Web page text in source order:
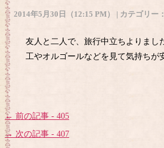
2014年5月30日（12:15 PM） | カテゴリー：
友人と二人で、旅行中立ちよりまし
工やオルゴールなどを見て気持ちが
← 前の記事 - 405
→ 次の記事 - 407